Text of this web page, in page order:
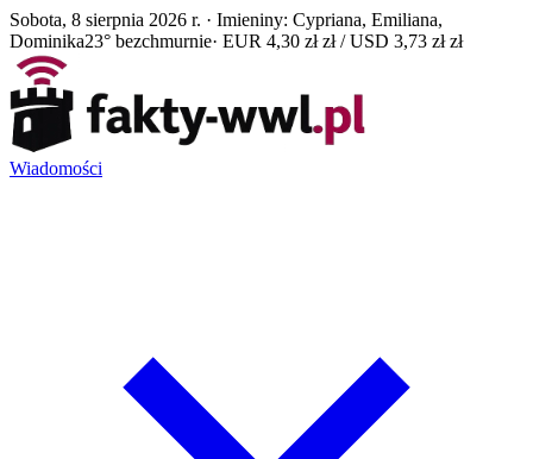
Sobota, 8 sierpnia 2026 r. · Imieniny: Cypriana, Emiliana,
Dominika23° bezchmurnie· EUR 4,30 zł zł / USD 3,73 zł zł
Wiadomości